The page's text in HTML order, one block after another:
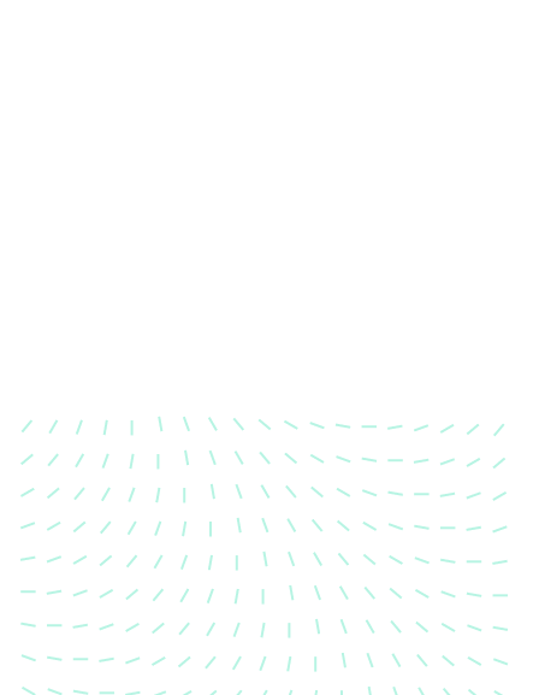
Karosserievermessung
Unsere exakte Karosserievermessung stellt sicher,
dass Ihre Fahrzeugkarosserie nach einem Unfall
wieder in ihren ursprünglichen Zustand gebracht
wird.